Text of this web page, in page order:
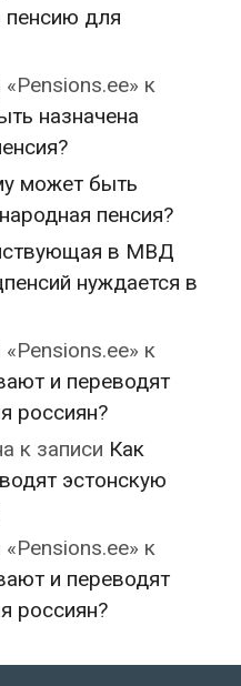
пенсию для
к
назначена
может быть
пенсия?
в МВД
нуждается в
к
и переводят
россиян?
к записи Как
эстонскую
к
и переводят
россиян?